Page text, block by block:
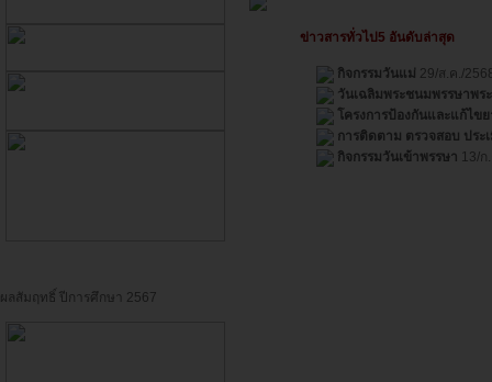
ผลสัมฤทธิ์ ปีการศึกษา 2567
ข่าวสารทั่วไป5 อันดับล่าสุด
กิจกรรมวันแม่ 29/ส.ค./
วันเฉลิมพระชนมพรรษาพร
โครงการป้องกันและแก้ไข
การติดตาม ตรวจสอบ ประ
กิจกรรมวันเข้าพรรษา 13/ก